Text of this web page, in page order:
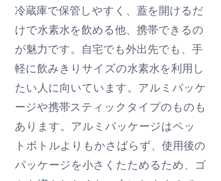
冷蔵庫で保管しやすく、蓋を開けるだ
けで水素水を飲める他、携帯できるの
が魅力です。自宅でも外出先でも、手
軽に飲みきりサイズの水素水を利用し
たい人に向いています。アルミパッケ
ージや携帯スティックタイプのものも
あります。アルミパッケージはペッ
トボトルよりもかさばらず、使用後の
パッケージを小さくたためるため、ゴ